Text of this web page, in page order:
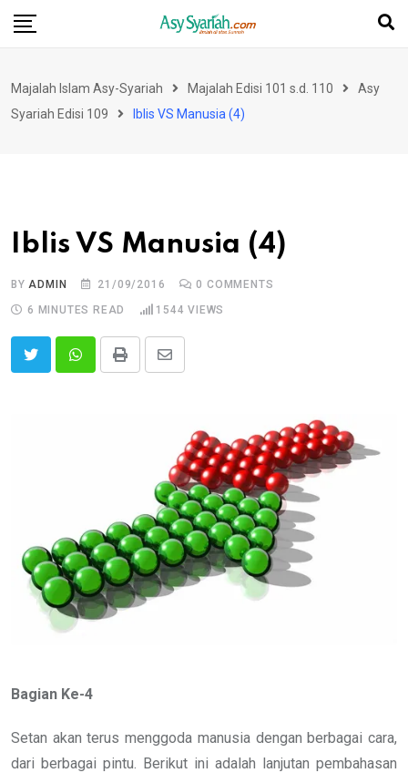
Skip
Majalah Islam Asy-Syariah Majalah Edisi 101 s.d. 110
Asy
Syariah Edisi 109
Iblis VS Manusia (4)
Iblis VS Manusia (4)
BY ADMIN 21/09/2016 0 COMMENTS
6 MINUTES READ
1544 VIEWS
Print
Share
Bagian Ke-4
Setan akan terus menggoda manusia dengan berbagai cara,
dari berbagai pintu. Berikut ini adalah lanjutan pembahasan